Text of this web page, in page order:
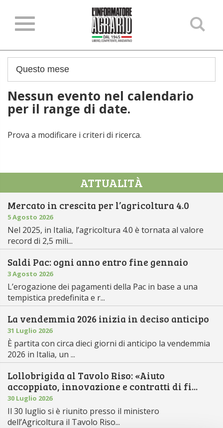
Nessun evento nel calendario
per il range di date.
Prova a modificare i criteri di ricerca.
ATTUALITÀ
Mercato in crescita per l’agricoltura 4.0
5 Agosto 2026
Nel 2025, in Italia, l’agricoltura 4.0 è tornata al valore
record di 2,5 mili...
Saldi Pac: ogni anno entro fine gennaio
3 Agosto 2026
L’erogazione dei pagamenti della Pac in base a una
tempistica predefinita e r...
La vendemmia 2026 inizia in deciso anticipo
31 Luglio 2026
È partita con circa dieci giorni di anticipo la vendemmia
2026 in Italia, un ...
Lollobrigida al Tavolo Riso: «Aiuto
accoppiato, innovazione e contratti di fi...
30 Luglio 2026
Il 30 luglio si è riunito presso il ministero
dell’Agricoltura il Tavolo Riso...